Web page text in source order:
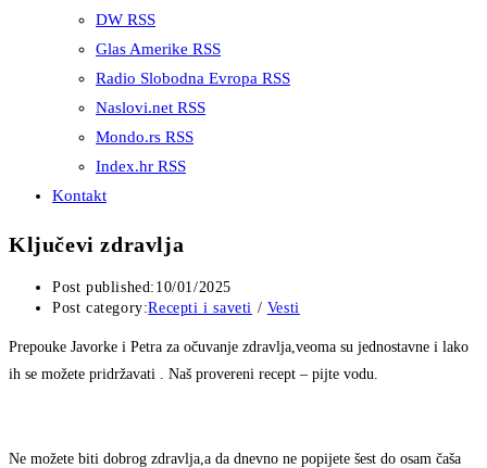
DW RSS
Glas Amerike RSS
Radio Slobodna Evropa RSS
Naslovi.net RSS
Mondo.rs RSS
Index.hr RSS
Kontakt
Ključevi zdravlja
Post published: 10/01/2025
Post category:Recepti i saveti / Vesti
Prepouke Javorke i Petra za očuvanje zdravlja,veoma su jednostavne i lako
ih se možete pridržavati . Naš provereni recept – pijte vodu.
Ne možete biti dobrog zdravlja,a da dnevno ne popijete šest do osam čaša